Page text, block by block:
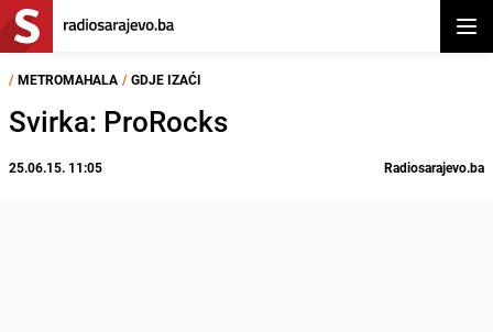
/ METROMAHALA / GDJE IZAĆI
Svirka: ProRocks
25.06.15. 11:05 Radiosarajevo.ba